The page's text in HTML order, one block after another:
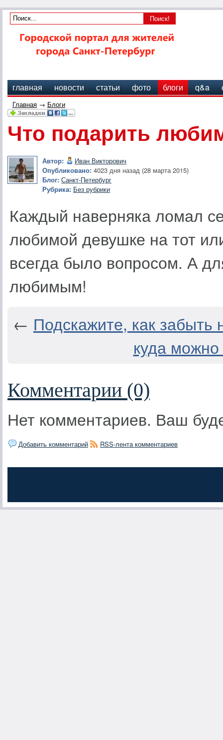
главная новости статьи фото блоги q&a
Главная → Блоги
Что подарить
Автор:
Иван Викторович
Опубликовано: 4023 дня назад (28 марта 2015)
Блог: Санкт-Петербург
Рубрика: Без рубрики
Каждый наверняка ломал
любимой девушке на тот
всегда было вопросом. А
любимым!
← Подскажите, как
куда
Комментарии (0)
Нет комментариев. Ваш
Добавить комментарий RSS-лента комментариев